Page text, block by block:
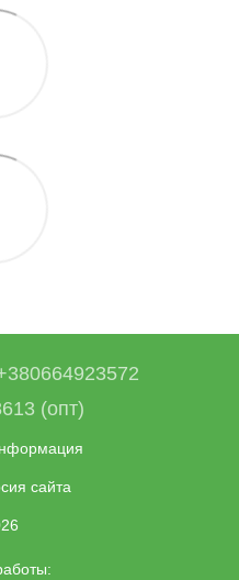
(опт)
сайта